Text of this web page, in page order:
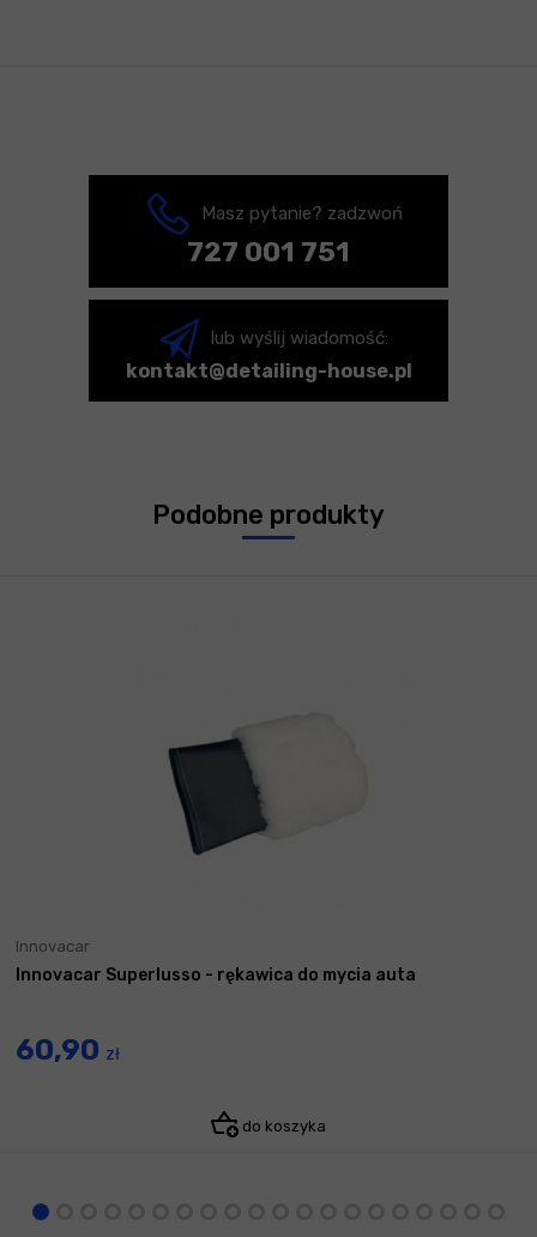
Masz pytanie? zadzwoń
727 001 751
lub wyślij wiadomość:
kontakt@detailing-house.pl
Podobne produkty
Innovacar
Innovacar Superlusso - rękawica do mycia auta
60,90 zł
do koszyka